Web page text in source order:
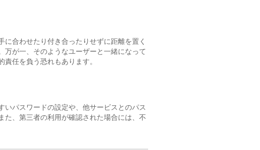
合わせたり付き合ったりせずに距離を置く
万が一、そのようなユーザーと一緒になって
任を負う恐れもあります。
いパスワードの設定や、他サービスとのパス
た、第三者の利用が確認された場合には、不